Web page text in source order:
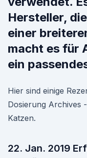
Hersteller,
einer
macht es für
ein
Hier sind einige
Dosierung Archives
Katzen.
22. Jan. 2019